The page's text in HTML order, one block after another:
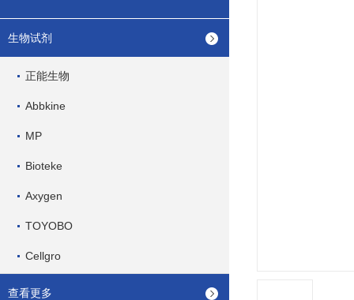
生物试剂
正能生物
Abbkine
MP
Bioteke
Axygen
TOYOBO
Cellgro
查看更多